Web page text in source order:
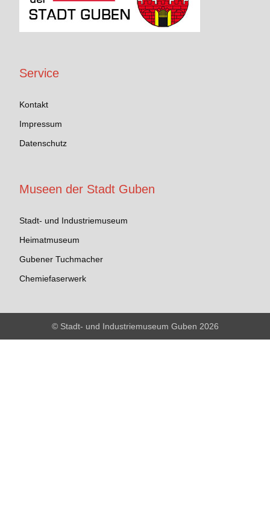
Service
Kontakt
Impressum
Datenschutz
Museen der Stadt Guben
Stadt- und Industriemuseum
Heimatmuseum
Gubener Tuchmacher
Chemiefaserwerk
© Stadt- und Industriemuseum Guben 2026